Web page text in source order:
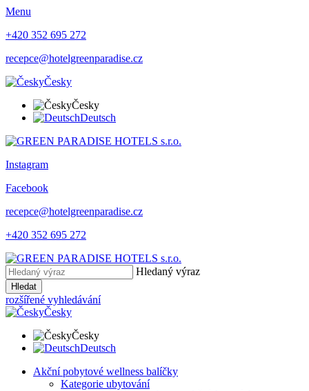
Menu
+420 352 695 272
recepce@hotelgreenparadise.cz
Česky
Česky
Deutsch
Instagram
Facebook
recepce@hotelgreenparadise.cz
+420 352 695 272
Hledaný výraz
Hledat
rozšířené vyhledávání
Česky
Česky
Deutsch
Akční pobytové wellness balíčky
Kategorie ubytování